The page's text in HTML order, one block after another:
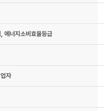
에너지소비효율등급
자